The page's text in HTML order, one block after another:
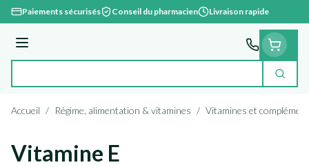
Aller au contenu
Paiements sécurisés Conseil du pharmacien Livraison rapide
Menu
Accueil / Régime, alimentation & vitamines / Vitamines et
Vitamine E